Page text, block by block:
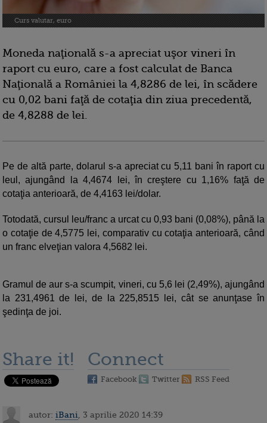
Curs valutar, euro
Moneda naţională s-a apreciat uşor vineri în
raport cu euro, care a fost calculat de Banca
Naţională a României la 4,8286 de lei, în scădere
cu 0,02 bani faţă de cotaţia din ziua precedentă,
de 4,8288 de lei.
Pe de altă parte, dolarul s-a apreciat cu 5,11 bani în raport cu
leul, ajungând la 4,4674 lei, în creştere cu 1,16% faţă de
cotaţia anterioară, de 4,4163 lei/dolar.
Totodată, cursul leu/franc a urcat cu 0,93 bani (0,08%), până la
o cotaţie de 4,5775 lei, comparativ cu cotaţia anterioară, când
un franc elveţian valora 4,5682 lei.
Gramul de aur s-a scumpit, vineri, cu 5,6 lei (2,49%), ajungând
la 231,4961 de lei, de la 225,8515 lei, cât se anunţase în
şedinţa de joi.
Share it! Connect
Facebook Twitter RSS Feed
autor: iBani , 3 aprilie 2020 14:39